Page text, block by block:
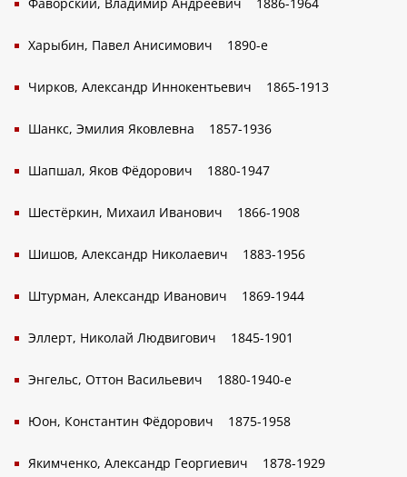
Харыбин, Павел Анисимович 1890-е
Чирков, Александр Иннокентьевич 1865-1913
Шанкс, Эмилия Яковлевна 1857-1936
Шапшал, Яков Фёдорович 1880-1947
Шестёркин, Михаил Иванович 1866-1908
Шишов, Александр Николаевич 1883-1956
Штурман, Александр Иванович 1869-1944
Эллерт, Николай Людвигович 1845-1901
Энгельс, Оттон Васильевич 1880-1940-е
Юон, Константин Фёдорович 1875-1958
Якимченко, Александр Георгиевич 1878-1929